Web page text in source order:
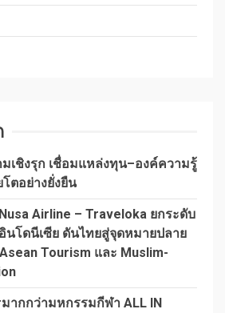
มเชิงรุก เชื่อมแหล่งทุน–องค์ความรู้
ตอย่างยั่งยืน
Airline – Traveloka ยกระดับ
นโดนีเซีย ดันไทยสู่จุดหมายปลาย
Tourism และ Muslim-
ากกว่ามหกรรมกีฬา ALL IN